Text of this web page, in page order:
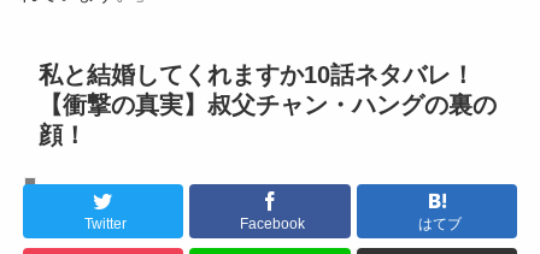
私と結婚してくれますか10話ネタバレ！
【衝撃の真実】叔父チャン・ハングの裏の
顔！
Twitter Facebook はてブ